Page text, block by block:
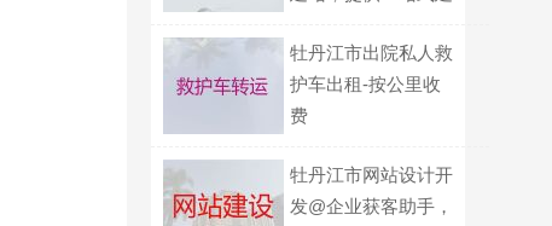
牡丹江市出院私人救
护车出租-按公里收
费
牡丹江市网站设计开
发@企业获客助手，